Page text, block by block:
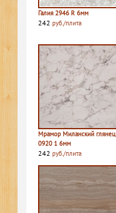
Галия 2946 R 6мм
242 руб./плита
Мрамор Миланский глянец
0920 1 6мм
242 руб./плита